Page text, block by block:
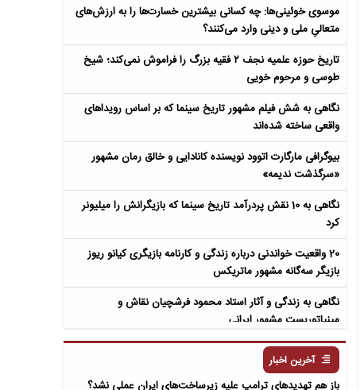
موسوی خوئینی‌ها: چه کسانی بیشترین خسارت‌ها را به ارزش‌های
متعالیِ ملی و دینی وارد می‌کنند؟
تاریخ حوزه علمیه نجف ۲ فقیه بزرگ را فراموش نمی‌کند؛ شیخ
طوسی و مرحوم خویی
نگاهی به شش فیلم مشهور تاریخ سینما که بر اساس رویداهای
واقعی ساخته شده‌اند
بیوگرافی مارگارت اتوود نویسنده کانادایی و خالق رمان مشهور
«سرگذشت ندیمه»
نگاهی به 10 نقش پردرآمد تاریخ سینما که بازیگرانش را میلیونر
کرد
20 واقعیت خواندنی درباره زندگی و کارنامه بازیگری کیانو ریوز
بازیگر سه‌گانه مشهور ماتریکس
نگاهی به زندگی و آثار استاد محمود فرشچیان نقاش و
مینیاتوریست مشهور ایرانی
نگاهی به زندگی و آثار عباس معروفی نویسنده ایرانی و خالق رمان
سمفونی مردگان
آخرین اخبار
باز هم تهدیدهای ترامپ علیه زیرساخت‌های ایران عملی نشد؟